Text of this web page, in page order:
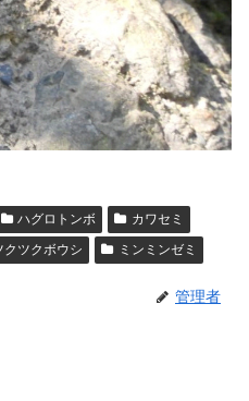
ハグロトンボ
カワセミ
クツクボウシ ミンミンゼミ
管理者